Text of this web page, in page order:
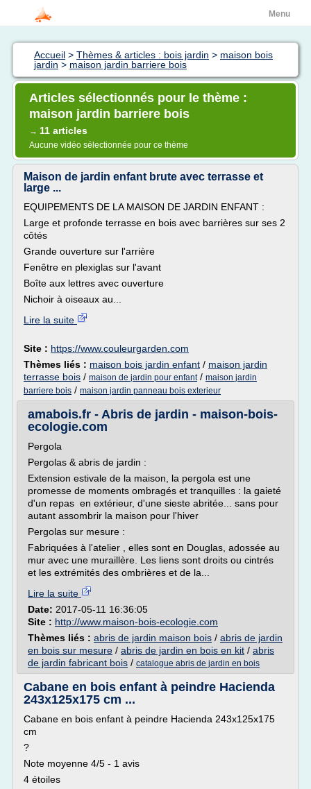
Menu
Accueil > Thèmes & articles : bois jardin > maison bois
jardin > maison jardin barriere bois
Articles sélectionnés pour le thème :
maison jardin barriere bois
→ 11 articles
Aucune vidéo sélectionnée pour ce thème
Maison de jardin enfant brute avec terrasse et
large ...
EQUIPEMENTS DE LA MAISON DE JARDIN ENFANT :
Large et profonde terrasse en bois avec barrières sur ses 2
côtés
Grande ouverture sur l'arrière
Fenêtre en plexiglas sur l'avant
Boîte aux lettres avec ouverture
Nichoir à oiseaux au...
Lire la suite
Site : https://www.couleurgarden.com
Thèmes liés : maison bois jardin enfant / maison jardin
terrasse bois / maison de jardin pour enfant/ maison jardin
barriere bois / maison jardin panneau bois exterieur
amabois.fr - Abris de jardin - maison-bois-
ecologie.com
Pergola
Pergolas & abris de jardin :
Extension estivale de la maison, la pergola est une
promesse de moments ombragés et tranquilles : la gaieté
d'un repas en extérieur, d'une sieste abritée... sans pour
autant assombrir la maison pour l'hiver
Pergolas sur mesure :
Fabriquées à l'atelier , elles sont en Douglas, adossée au
mur avec une muraillère. Les liens sont droits ou cintrés
et les extrémités des ombrières et de la...
Lire la suite
Date: 2017-05-11 16:36:05
Site : http://www.maison-bois-ecologie.com
Thèmes liés : abris de jardin maison bois / abris de jardin
en bois sur mesure / abris de jardin en bois en kit / abris
de jardin fabricant bois / catalogue abris de jardin en bois
Cabane en bois enfant à peindre Hacienda
243x125x175 cm ...
Cabane en bois enfant à peindre Hacienda 243x125x175
cm
?
Note moyenne 4/5 - 1 avis
4 étoiles